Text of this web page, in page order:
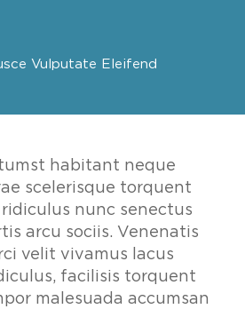
Vulputate Eleifend
habitant neque
scelerisque torquent
nunc senectus
arcu sociis. Venenatis
velit vivamus lacus
facilisis torquent
malesuada accumsan